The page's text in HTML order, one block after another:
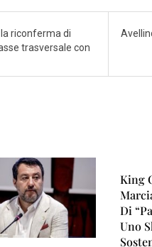
riconferma di
trasversale con
King
Di
Uno